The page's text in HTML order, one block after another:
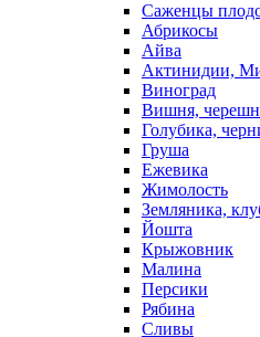
Саженцы
Абрикосы
Айва
Актинидии,
Виноград
Вишня,
Голубика,
Груша
Ежевика
Жимолость
Земляника,
Йошта
Крыжовник
Малина
Персики
Рябина
Сливы